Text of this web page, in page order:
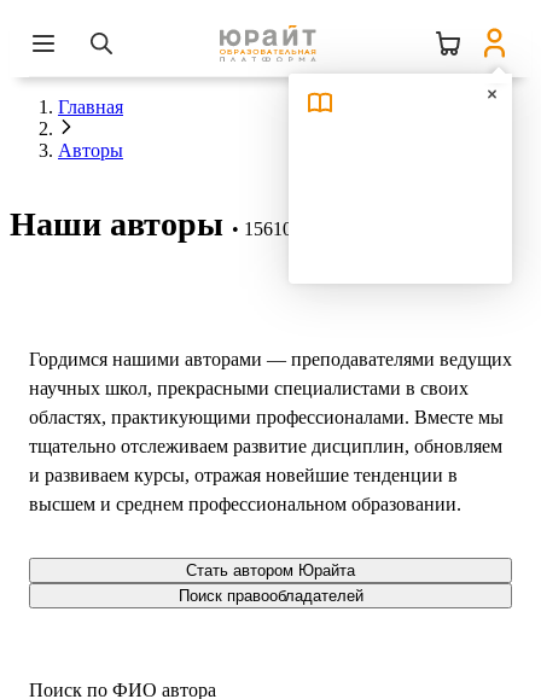
Главная
Авторы
Наши авторы 15610 авторов
Гордимся нашими авторами — преподавателями ведущих
научных школ, прекрасными специалистами в своих
областях, практикующими профессионалами. Вместе мы
тщательно отслеживаем развитие дисциплин, обновляем
и развиваем курсы, отражая новейшие тенденции в
высшем и среднем профессиональном образовании.
Стать автором Юрайта
Поиск правообладателей
Поиск по ФИО автора